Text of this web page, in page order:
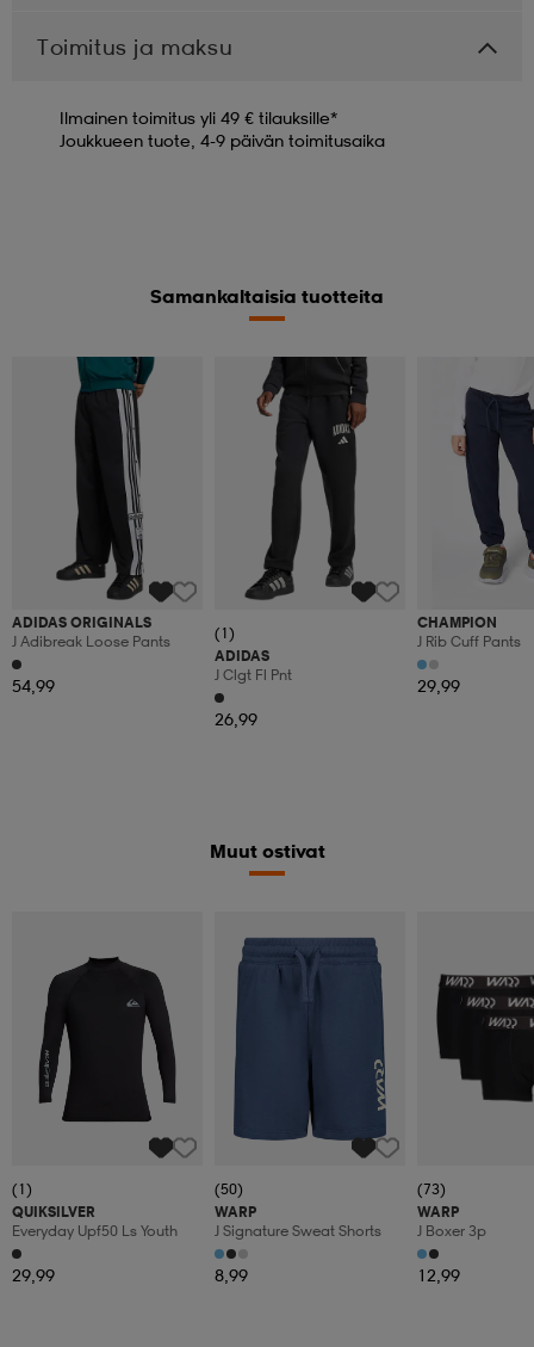
Toimitus ja maksu
Ilmainen toimitus yli 49 € tilauksille*
Joukkueen tuote, 4-9 päivän toimitusaika
Samankaltaisia tuotteita
ADIDAS ORIGINALS
J Adibreak Loose Pants
54,99
(1)
ADIDAS
J Clgt Fl Pnt
26,99
CHAMPION
J Rib Cuff Pants
29,99
Muut ostivat
(1)
QUIKSILVER
Everyday Upf50 Ls Youth
29,99
(50)
WARP
J Signature Sweat Shorts
8,99
(73)
WARP
J Boxer 3p
12,99